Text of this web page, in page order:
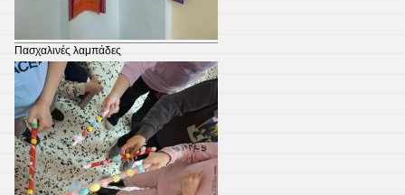
Πασχαλινές λαμπάδες